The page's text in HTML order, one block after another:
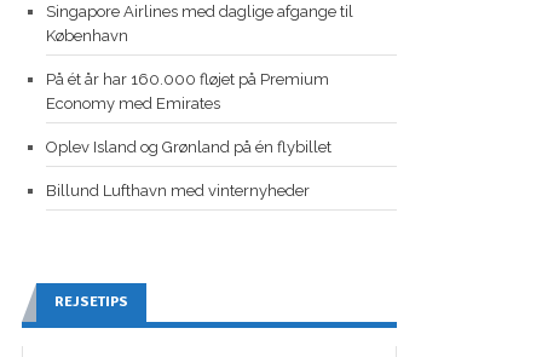
Singapore Airlines med daglige afgange til
København
På ét år har 160.000 fløjet på Premium
Economy med Emirates
Oplev Island og Grønland på én flybillet
Billund Lufthavn med vinternyheder
REJSETIPS